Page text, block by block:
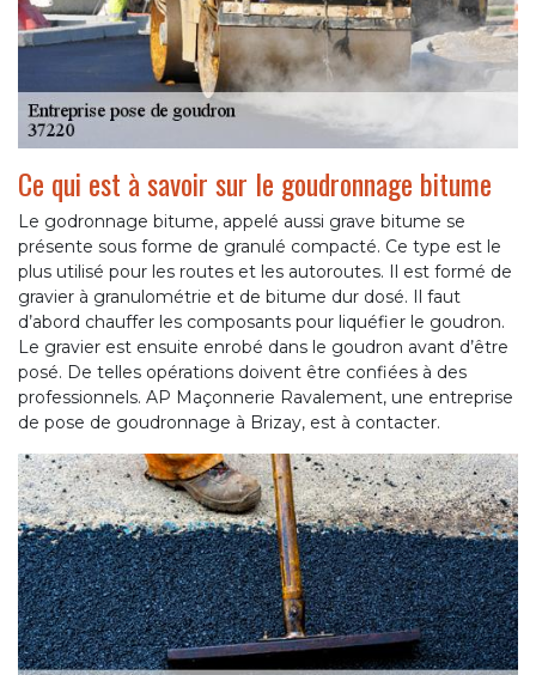
Ce qui est à savoir sur le goudronnage bitume
Le godronnage bitume, appelé aussi grave bitume se
présente sous forme de granulé compacté. Ce type est le
plus utilisé pour les routes et les autoroutes. Il est formé de
gravier à granulométrie et de bitume dur dosé. Il faut
d’abord chauffer les composants pour liquéfier le goudron.
Le gravier est ensuite enrobé dans le goudron avant d’être
posé. De telles opérations doivent être confiées à des
professionnels. AP Maçonnerie Ravalement, une entreprise
de pose de goudronnage à Brizay, est à contacter.